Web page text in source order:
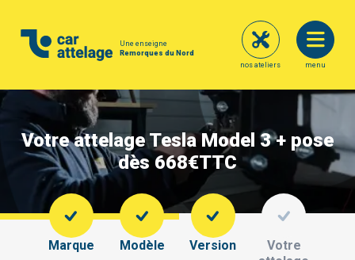
Une enseigne
Remorques du Nord
menu
nos ateliers
Votre attelage Tesla Model 3 + pose
dès 668€TTC
Marque Modèle Version
Votre